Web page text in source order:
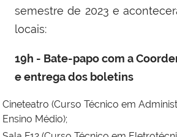
semestre de 2023 e
locais:
19h - Bate-papo com a
e entrega dos boletins
Cineteatro (Curso Técnico em
Ensino Médio);